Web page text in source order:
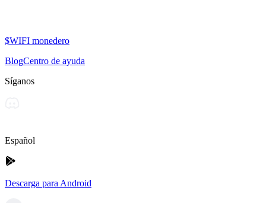
$WIFI monedero
BlogCentro de ayuda
Síganos
Español
Descarga para Android